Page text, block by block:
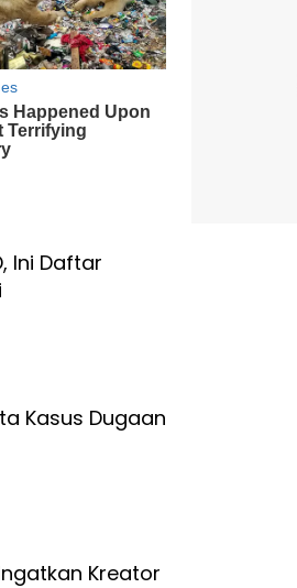
Ini Daftar
Kasus Dugaan
Kreator